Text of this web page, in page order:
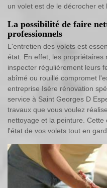
un volet est de le décrocher et
La possibilité de faire
professionnels
L'entretien des volets est
état. En effet, les
inspecter régulièrement leurs
abîmé ou rouillé compromet
entreprise Isère rénovation
service à Saint Georges D
travaux que vous voulez
nettoyage et la peinture.
l'état de vos volets tout en